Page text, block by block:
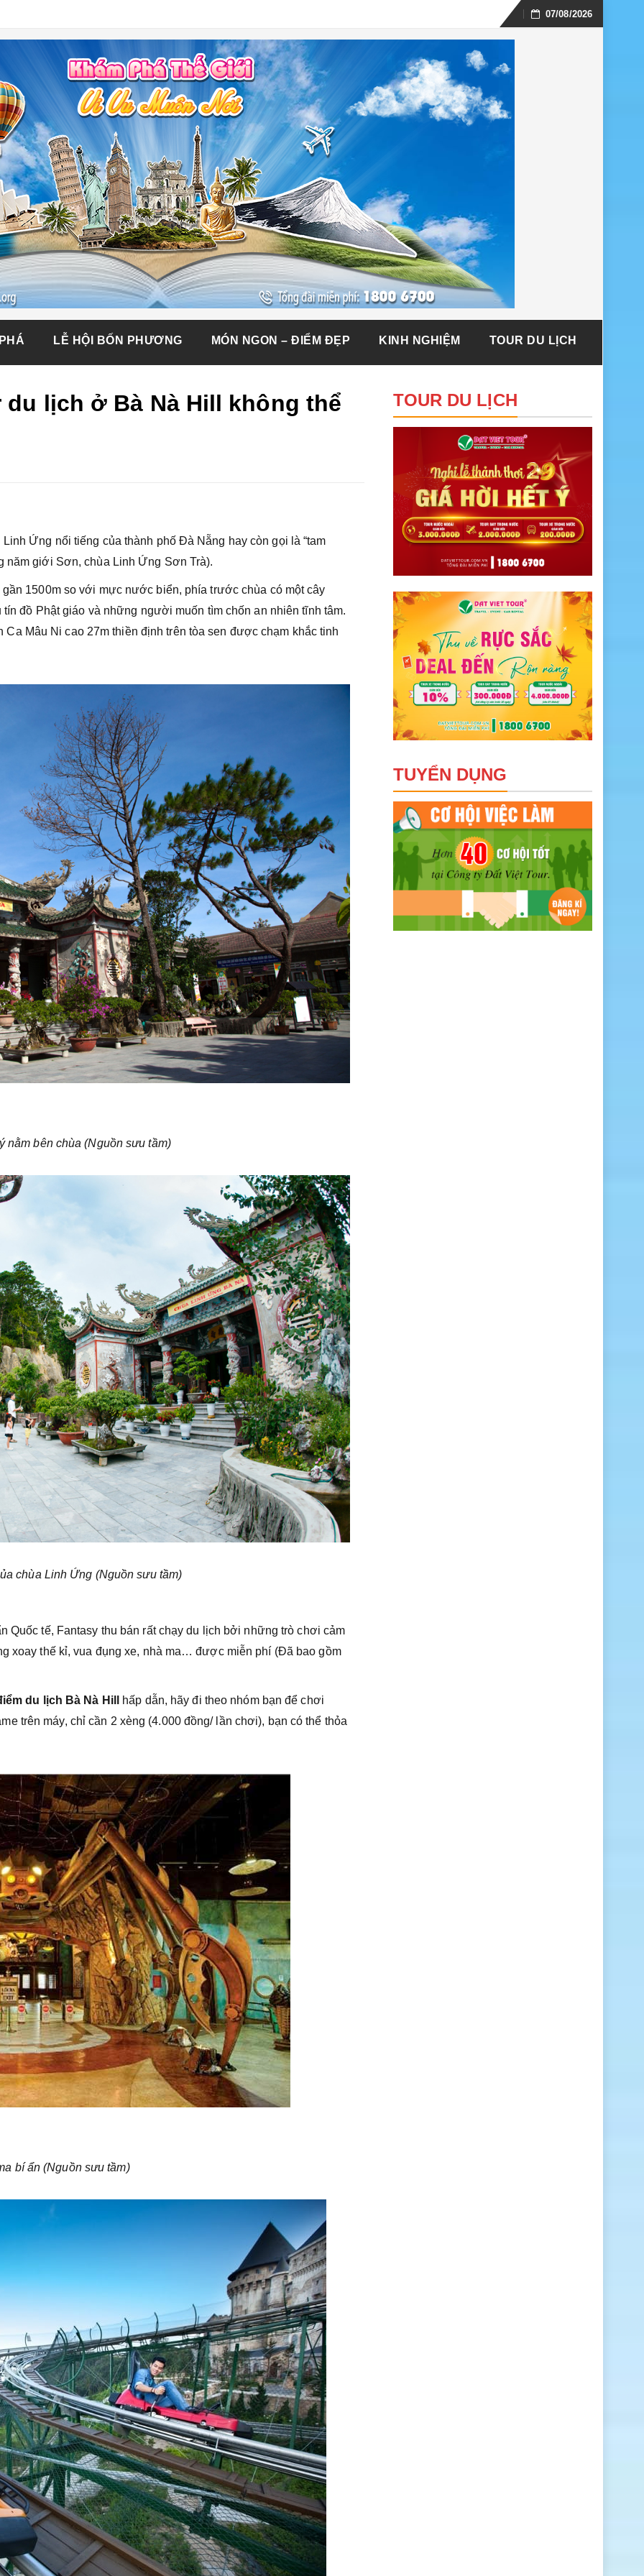
Skip
07/08/2026
LỄ HỘI BỐN PHƯƠNG MÓN NGON – ĐIỂM ĐẸP KINH NGHIỆM TOUR DU LỊCH
du lịch ở Bà Nà Hill không thể
Ứng nổi tiếng của thành phố Đà Nẵng hay còn gọi là “tam
năm giới Sơn, chùa Linh Ứng Sơn Trà).
1500m so với mực nước biển, phía trước chùa có một cây
đồ Phật giáo và những người muốn tìm chốn an nhiên tĩnh tâm.
Mâu Ni cao 27m thiền định trên tòa sen được chạm khắc tinh
nằm bên chùa (Nguồn sưu tầm)
chùa Linh Ứng (Nguồn sưu tầm)
Quốc tế, Fantasy thu bán rất chạy du lịch bởi những trò chơi cảm
xoay thế kỉ, vua đụng xe, nhà ma… được miễn phí (Đã bao gồm
du lịch Bà Nà Hill
hấp dẫn, hãy đi theo nhóm bạn để chơi
trên máy, chỉ cần 2 xèng (4.000 đồng/ lần chơi), bạn có thể thỏa
bí ẩn (Nguồn sưu tầm)
TOUR DU LỊCH
TUYỂN DỤNG